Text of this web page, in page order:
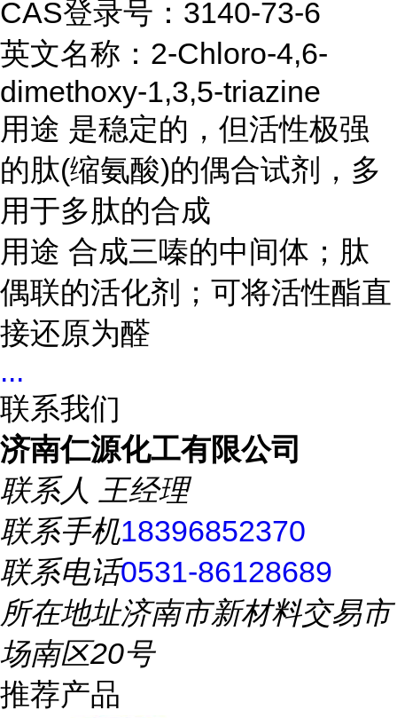
CAS登录号：3140-73-6
英文名称：2-Chloro-4,6-
dimethoxy-1,3,5-triazine
用途 是稳定的，但活性极强
的肽(缩氨酸)的偶合试剂，多
用于多肽的合成
用途 合成三嗪的中间体；肽
偶联的活化剂；可将活性酯直
接还原为醛
...
联系我们
济南仁源化工有限公司
联系人 王经理
联系手机18396852370
联系电话0531-86128689
所在地址济南市新材料交易市
场南区20号
推荐产品